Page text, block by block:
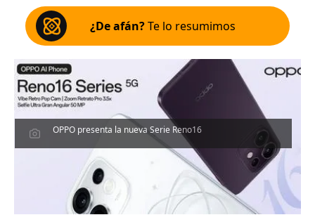
¿De afán?Te lo resumimos
OPPO presenta la nueva Serie Reno16